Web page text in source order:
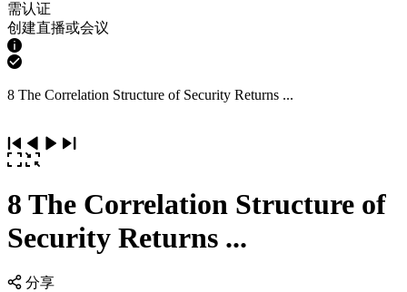
需认证
创建直播或会议
8 The Correlation Structure of Security Returns ...
8 The Correlation Structure of
Security Returns ...
分享